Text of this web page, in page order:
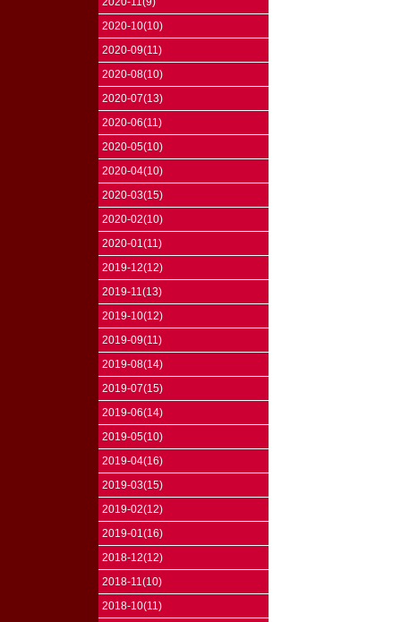
2020-10(10)
2020-09(11)
2020-08(10)
2020-07(13)
2020-06(11)
2020-05(10)
2020-04(10)
2020-03(15)
2020-02(10)
2020-01(11)
2019-12(12)
2019-11(13)
2019-10(12)
2019-09(11)
2019-08(14)
2019-07(15)
2019-06(14)
2019-05(10)
2019-04(16)
2019-03(15)
2019-02(12)
2019-01(16)
2018-12(12)
2018-11(10)
2018-10(11)